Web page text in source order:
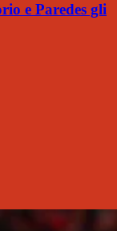
e Paredes gli